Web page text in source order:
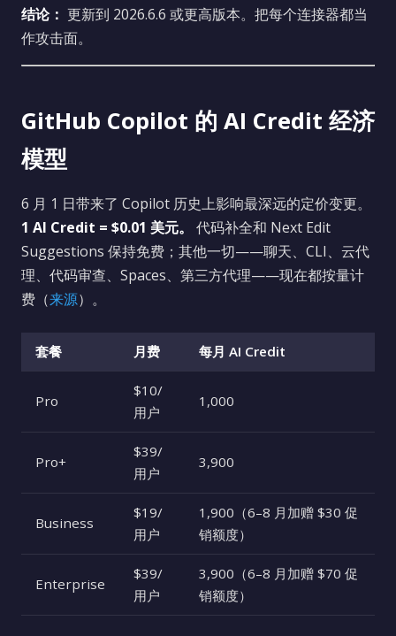
结论： 更新到 2026.6.6 或更高版本。把每个连接器都当
作攻击面。
GitHub Copilot 的 AI Credit 经济
模型
6 月 1 日带来了 Copilot 历史上影响最深远的定价变更。
1 AI Credit = $0.01 美元。
代码补全和 Next Edit
Suggestions 保持免费；其他一切——聊天、CLI、云代
理、代码审查、Spaces、第三方代理——现在都按量计
费（来源）。
套餐 月费 每月 AI Credit
Pro
$10/
用户
1,000
Pro+
$39/
用户
3,900
Business
$19/
用户
1,900（6–8 月加赠 $30 促
销额度）
Enterprise
$39/
用户
3,900（6–8 月加赠 $70 促
销额度）